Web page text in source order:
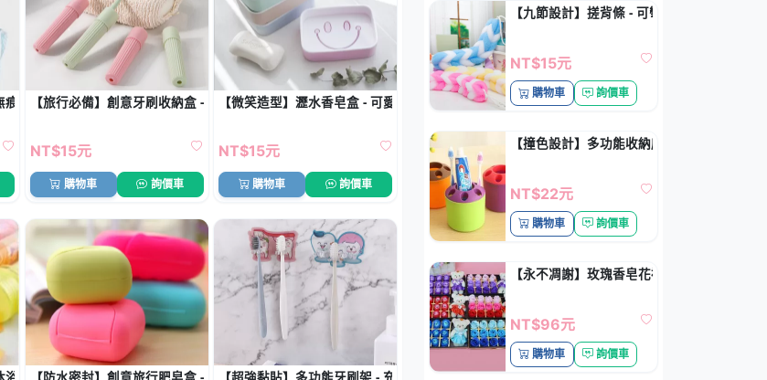
【九節設計】搓背條 - 可彎曲沐浴按摩器
NT$15元
購物車 詢價車
【撞色設計】多功能收納座 - 牙刷筆筒整理桶
NT$22元
購物車 詢價車
【永不凋謝】玫瑰香皂花禮盒 - 節日生日禮物
NT$96元
購物車 詢價車
痕黏貼 (2個)
【旅行必備】創意牙刷收納盒 - 出差旅行便攜牙刷盒
NT$15元
購物車 詢價車
【微笑造型】瀝水香皂盒 - 可愛笑臉衛浴收納
NT$15元
購物車 詢價車